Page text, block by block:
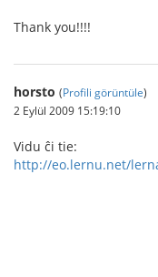
Thank you!!!!
horsto (Profili görüntüle)
2 Eylül 2009 15:19:10
Vidu ĉi tie:
http://eo.lernu.net/